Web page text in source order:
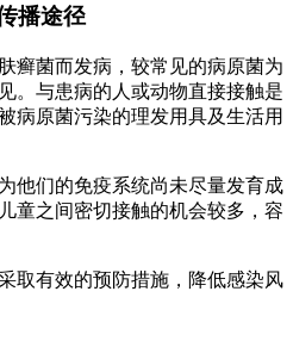
播途径
癣菌而发病，较常见的病原菌为
。与患病的人或动物直接接触是
病原菌污染的理发用具及生活用
他们的免疫系统尚未尽量发育成
童之间密切接触的机会较多，容
取有效的预防措施，降低感染风